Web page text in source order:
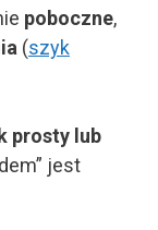
poboczne,
(szyk
prosty lub
jest